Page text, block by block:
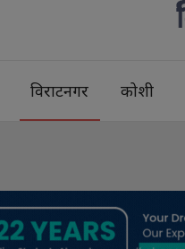
विराटनगर कोशी